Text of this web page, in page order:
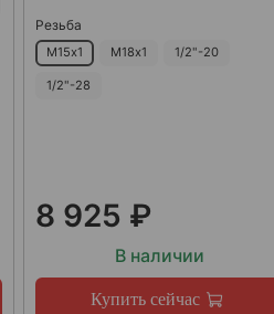
Резьба
М15х1 М18х1 1/2"-20
1/2"-28
8 925 ₽
В наличии
Купить сейчас